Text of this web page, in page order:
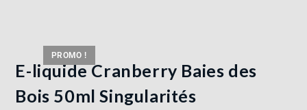
PROMO !
E-liquide Cranberry Baies des
Bois 50ml Singularités